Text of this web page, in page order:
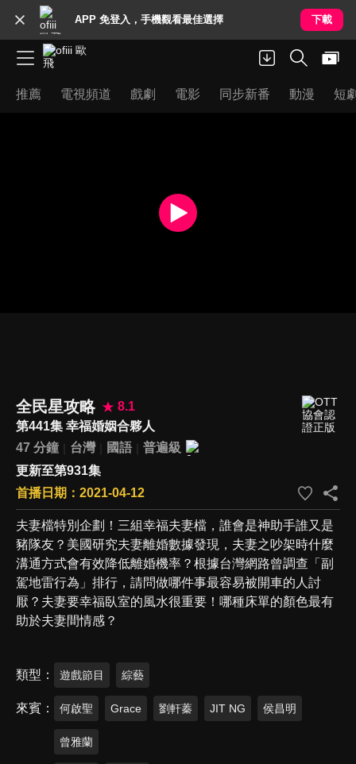
APP 免登入，手機觀看最佳選擇 下載
推薦 電視頻道 戲劇 電影 同步新番 動漫 短
全民星攻略
8.1
第441集 幸福婚姻合夥人
47 分鐘
台灣 國語
普遍級
更新至第931集
首播日期：2021-04-12
夫妻檔特別企劃！三組幸福夫妻檔，誰會是神助手誰又是
豬隊友？美國研究夫妻離婚數據發現，夫妻之吵架時什麼
溝通方式會有效降低離婚機率？根據台灣網路曾調查「副
駕地雷行為」排行，請問做哪件事最容易被開車的人討
厭？夫妻要幸福臥室的風水很重要！哪種床單的顏色最有
助於夫妻間情感？
類型 遊戲節目 綜藝
來賓 何啟聖 Grace 劉軒蓁 JIT NG 侯昌明
曾雅蘭